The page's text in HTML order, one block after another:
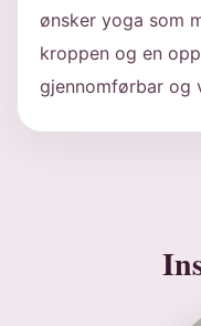
ønsker yoga som
kroppen og en
gjennomførbar og